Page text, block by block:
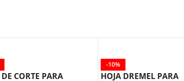
CORTE PARA
-10%
HOJA DREMEL PARA